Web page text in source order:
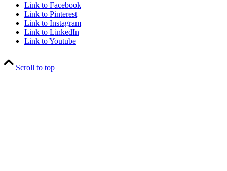
Link to Facebook
Link to Pinterest
Link to Instagram
Link to LinkedIn
Link to Youtube
Scroll to top